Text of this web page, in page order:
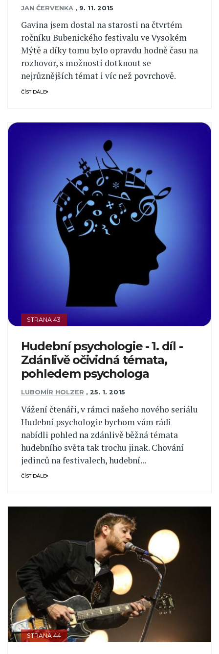
JAN ČERVENKA , 9. 11. 2015
Gavina jsem dostal na starosti na čtvrtém
ročníku Bubenického festivalu ve Vysokém
Mýtě a díky tomu bylo opravdu hodně času na
rozhovor, s možností dotknout se
nejrůznějších témat i víc než povrchově.
ČÍST DÁLE
STRANA 43
Hudební psychologie - 1. díl -
Zdánlivě očividná témata,
pohledem psychologa
LUBOMÍR HOLZER , 25. 1. 2015
Vážení čtenáři, v rámci našeho nového seriálu
Hudební psychologie bychom vám rádi
nabídli pohled na zdánlivě běžná témata
hudebního světa tak trochu jinak. Chování
jedinců na festivalech, hudební...
ČÍST DÁLE
STRANA 44